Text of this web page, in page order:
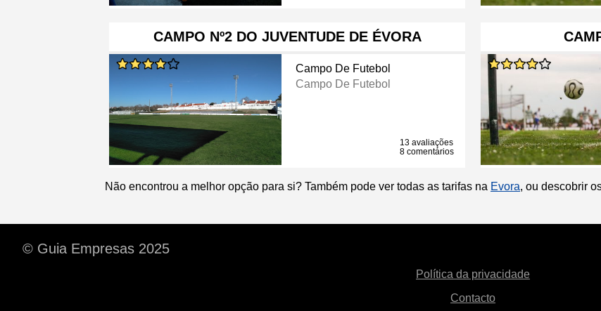
CAMPO Nº2 DO JUVENTUDE DE ÉVORA
Campo De Futebol
Campo De Futebol
13 avaliações
8 comentários
Não encontrou a melhor opção para si? Também pode ver todas as tarifas na Evora, ou descobrir
© Guia Empresas 2025
Política da privacidade
Contacto